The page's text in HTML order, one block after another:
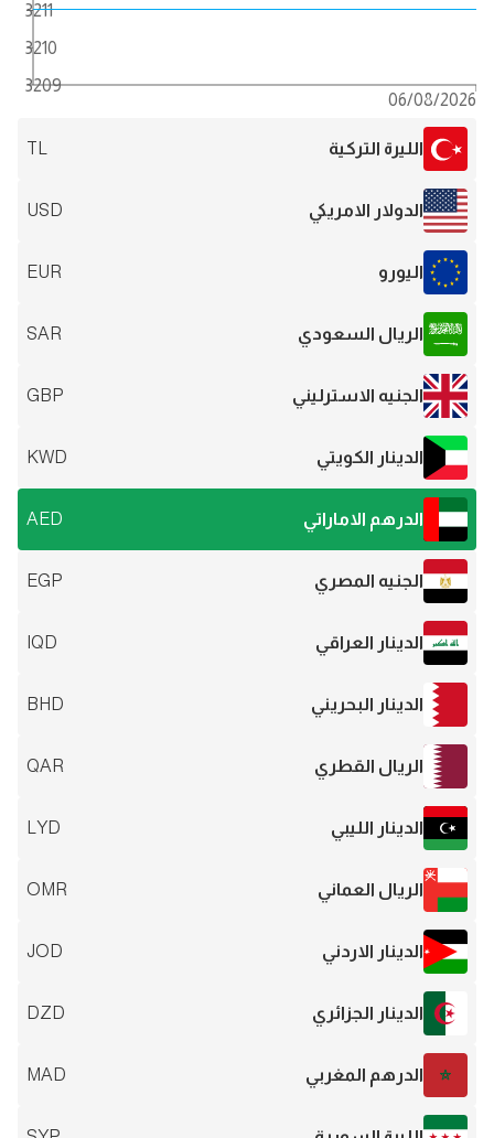
الليرة التركية TL
الدولار الامريكي USD
اليورو EUR
الريال السعودي SAR
الجنيه الاسترليني GBP
الدينار الكويتي KWD
الدرهم الاماراتي AED
الجنيه المصري EGP
الدينار العراقي IQD
الدينار البحريني BHD
الريال القطري QAR
الدينار الليبي LYD
الريال العماني OMR
الدينار الاردني JOD
الدينار الجزائري DZD
الدرهم المغربي MAD
06/08/2026
3209
3210
3211